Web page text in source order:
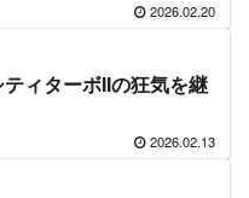
2026.02.20
ィターボIIの狂気を継
2026.02.13